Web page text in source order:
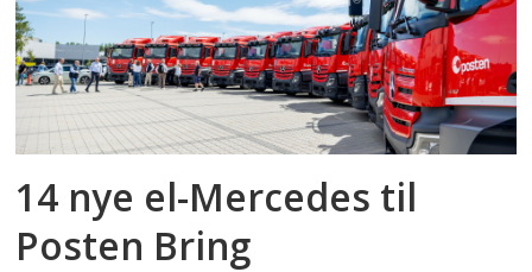
14 nye el-Mercedes til
Posten Bring